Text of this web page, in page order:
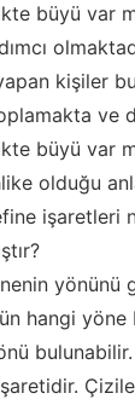
büyü var
kişiler
ve
büyü var
olduğu
işaretleri
yönünü
hangi yöne
bulunabilir.